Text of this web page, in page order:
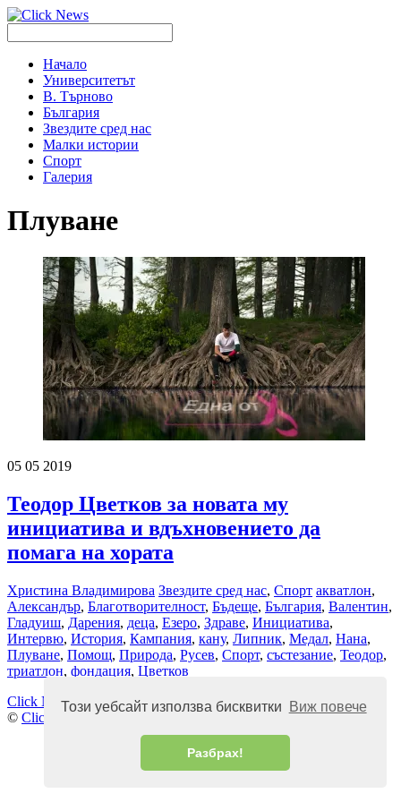
Този уебсайт използва бисквитки Виж повече
Разбрах!
Начало
Университетът
В. Търново
България
Звездите сред нас
Малки истории
Спорт
Галерия
Плуване
05 05 2019
Теодор Цветков за новата му
инициатива и вдъхновението да
помага на хората
Христина Владимирова Звездите сред нас, Спорт акватлон,
Александър, Благотворителност, Бъдеще, България, Валентин,
Гладуиш, Дарения, деца, Езеро, Здраве, Инициатива,
Интервю, История, Кампания, кану, Липник, Медал, Нана,
Плуване, Помощ, Природа, Русев, Спорт, състезание, Теодор,
триатлон, фондация, Цветков
Click News
© Click News 2026